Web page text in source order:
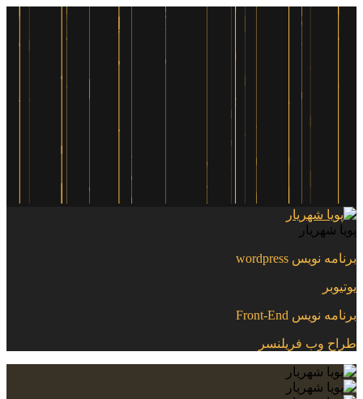
پویا شهریار
برنامه نویس wordpress
یوتیوبر
برنامه نویس Front-End
طراح وب فریلنسر